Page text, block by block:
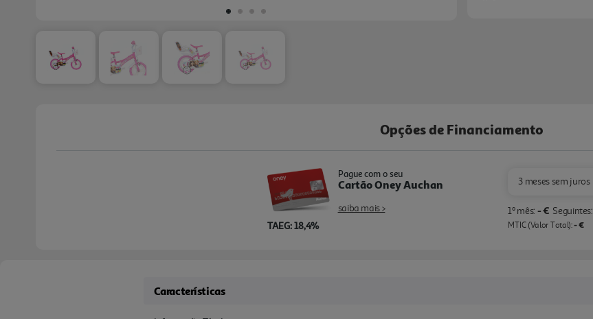
Opções de Financiamento
TAEG: 18,4%
Pague com o seu
Cartão Oney Auchan
saiba mais >
3 meses sem juros
1º mês: - € Seguintes:
MTIC (Valor Total):- €
Características